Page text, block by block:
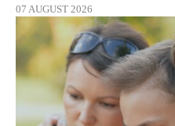
07 AUGUST 2026